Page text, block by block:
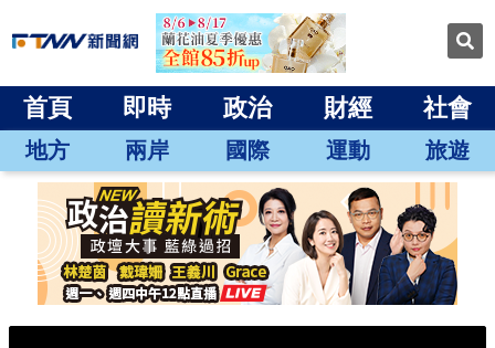
首頁 即時 政治 財經 社會
地方 兩岸 國際 運動 旅遊